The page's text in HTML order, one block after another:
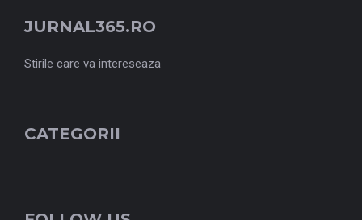
JURNAL365.RO
Stirile care va intereseaza
CATEGORII